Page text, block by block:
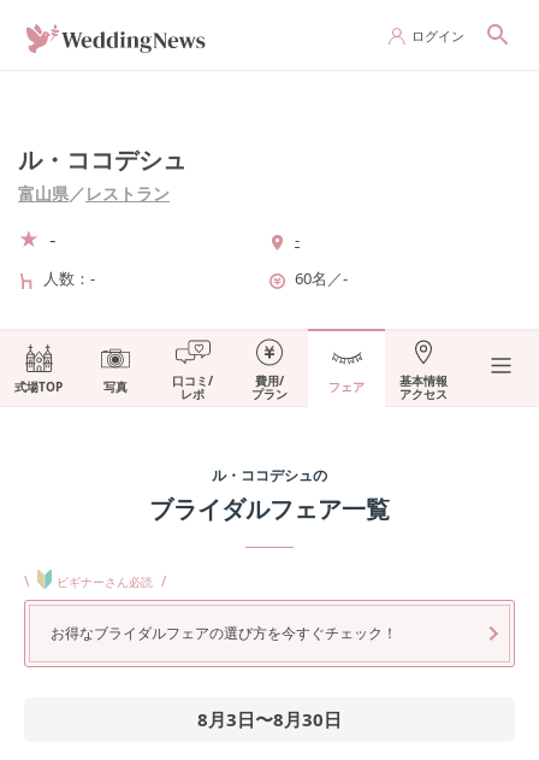
ログイン
ル・ココデシュ
富山県／レストラン
-
-
人数
- 60名 ／-
式場TOP 写真 口コミ/
レポ
費用/
プラン フェア 基本情報
アクセス
ル・ココデシュの
ブライダルフェア一覧
\ ビギナーさん必読 /
お得なブライダルフェアの選び方を今すぐチェック！
8月3日〜8月30日